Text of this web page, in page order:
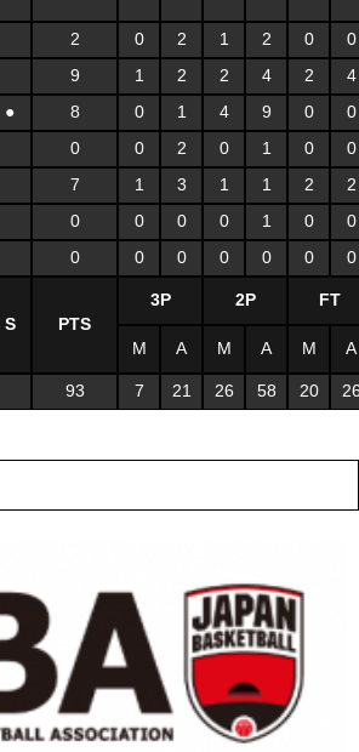
2 0 2 1 2 0
0
9 1 2 2 4 2
4
● 8 0 1 4 9 0
0
0 0 2 0 1 0
0
7 1 3 1 1 2
2
0 0 0 0 1 0
0
0 0 0 0 0 0 0
S PTS
3P 2P FT
M A M A M A
93 7 21 26 58 20